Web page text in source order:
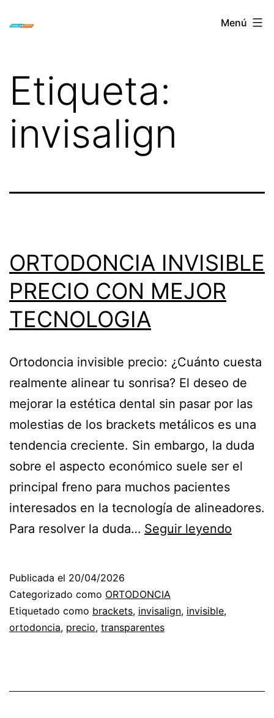
ORTODONCIA
BOGOTA
Menú
Etiqueta:
invisalign
ORTODONCIA INVISIBLE
PRECIO CON MEJOR
TECNOLOGIA
Ortodoncia invisible precio: ¿Cuánto cuesta
realmente alinear tu sonrisa? El deseo de
mejorar la estética dental sin pasar por las
molestias de los brackets metálicos es una
tendencia creciente. Sin embargo, la duda
sobre el aspecto económico suele ser el
principal freno para muchos pacientes
interesados en la tecnología de alineadores.
Para resolver la duda… Seguir leyendo
Publicada el 20/04/2026
Categorizado como ORTODONCIA
Etiquetado como brackets, invisalign, invisible,
ortodoncia, precio, transparentes